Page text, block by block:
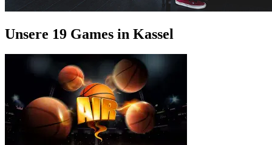
Unsere 19 Games in Kassel